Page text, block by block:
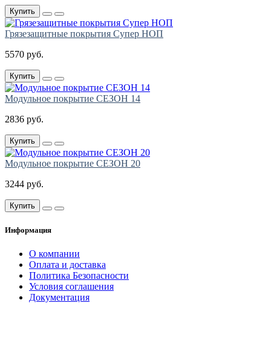
Купить
Грязезащитные покрытия Супер НОП
5570 руб.
Купить
Модульное покрытие СЕЗОН 14
2836 руб.
Купить
Модульное покрытие СЕЗОН 20
3244 руб.
Купить
Информация
О компании
Оплата и доставка
Политика Безопасности
Условия соглашения
Документация